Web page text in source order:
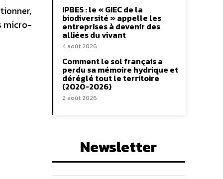
micro-
IPBES : le « GIEC de la
biodiversité » appelle les
entreprises à devenir des
alliées du vivant
4 août 2026
Comment le sol français a
perdu sa mémoire hydrique et
déréglé tout le territoire
(2020-2026)
2 août 2026
Newsletter